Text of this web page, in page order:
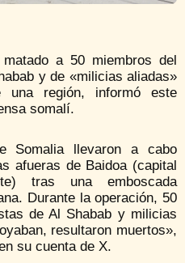
a 50 miembros del
y de «milicias aliadas»
una región, informó este
somalí.
Somalia llevaron a cabo
afueras de Baidoa (capital
tras una emboscada
Durante la operación, 50
de Al Shabab y milicias
resultaron muertos»,
su cuenta de X.